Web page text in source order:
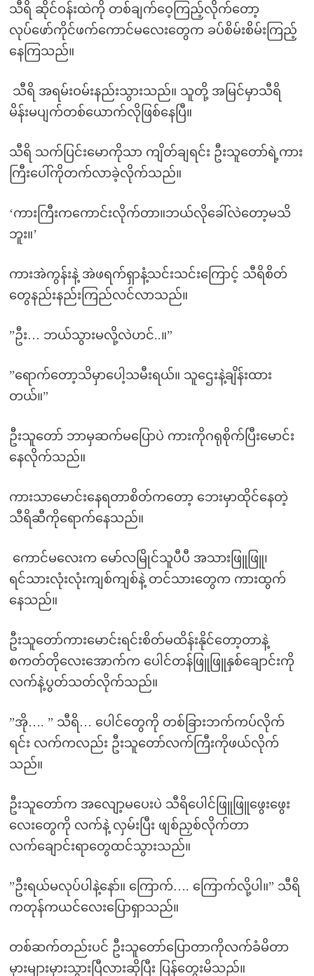
သီရိ ဆိုင်ဝန်းထဲကို တစ်ချက်ဝေ့ကြည့်လိုက်တော့
လုပ်ဖော်ကိုင်ဖက်ကောင်မလေးတွေက ခပ်စိမ်းစိမ်းကြည့်
နေကြသည်။
သီရိ အရမ်းဝမ်းနည်းသွားသည်။ သူတို့ အမြင်မှာသီရိ
မိန်းမပျက်တစ်ယောက်လိုဖြစ်နေပြီ။
သီရိ သက်ပြင်းမောကိုသာ ကျိတ်ချရင်း ဦးသူတော်ရဲ့ကား
ကြီးပေါ်ကိုတက်လာခဲ့လိုက်သည်။
‘ကားကြီးကကောင်းလိုက်တာ။ဘယ်လိုခေါ်လဲတော့မသိ
ဘူး။’
ကားအဲကွန်းနဲ့ အဲဖရက်ရှာနံ့သင်းသင်းကြောင့် သီရိစိတ်
တွေနည်းနည်းကြည်လင်လာသည်။
”ဦး… ဘယ်သွားမလို့လဲဟင်..။”
”ရောက်တော့သိမှာပေါ့သမီးရယ်။ သူဌေးနဲ့ချိန်းထား
တယ်။”
ဦးသူတော် ဘာမှဆက်မပြောပဲ ကားကိုဂရုစိုက်ပြီးမောင်း
နေလိုက်သည်။
ကားသာမောင်းနေရတာစိတ်ကတော့ ဘေးမှာထိုင်နေတဲ့
သီရိဆီကိုရောက်နေသည်။
ကောင်မလေးက မော်လမြိုင်သူပီပီ အသားဖြူဖြူ၊
ရင်သားလုံးလုံးကျစ်ကျစ်နဲ့ တင်သားတွေက ကားထွက်
နေသည်။
ဦးသူတော်ကားမောင်းရင်းစိတ်မထိန်းနိုင်တော့တာနဲ့
စကတ်တိုလေးအောက်က ပေါင်တန်ဖြူဖြူနှစ်ချောင်းကို
လက်နဲ့ပွတ်သတ်လိုက်သည်။
”အို…. ” သီရိ… ပေါင်တွေကို တစ်ခြားဘက်ကပ်လိုက်
ရင်း လက်ကလည်း ဦးသူတော်လက်ကြီးကိုဖယ်လိုက်
သည်။
ဦးသူတော်က အလျော့မပေးပဲ သီရိပေါင်ဖြူဖြူဖွေးဖွေး
လေးတွေကို လက်နဲ့ လှမ်းပြီး ဖျစ်ညှစ်လိုက်တာ
လက်ချောင်းရာတွေထင်သွားသည်။
”ဦးရယ်မလုပ်ပါနဲ့နော်။ ကြောက်…. ကြောက်လို့ပါ။” သီရိ
ကတုန်ကယင်လေးပြောရှာသည်။
တစ်ဆက်တည်းပင် ဦးသူတော်ပြောတာကိုလက်ခံမိတာ
မှားများမှားသွားပြီလားဆိုပြီး ပြန်တွေးမိသည်။